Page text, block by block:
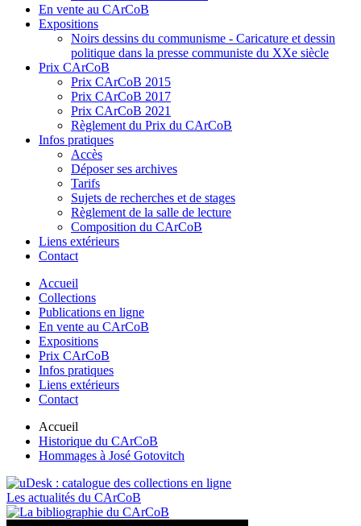
En vente au CArCoB
Expositions
Noirs dessins du communisme - Caricature et dessin
politique dans la presse communiste du XXe siècle
Prix CArCoB
Prix CArCoB 2015
Prix CArCoB 2017
Prix CArCoB 2021
Règlement du Prix du CArCoB
Infos pratiques
Accès
Déposer ses archives
Tarifs
Sujets de recherches et de stages
Règlement de la salle de lecture
Composition du CArCoB
Liens extérieurs
Contact
Accueil
Collections
Publications en ligne
En vente au CArCoB
Expositions
Prix CArCoB
Infos pratiques
Liens extérieurs
Contact
Accueil
Historique du CArCoB
Hommages à José Gotovitch
Les actualités du CArCoB